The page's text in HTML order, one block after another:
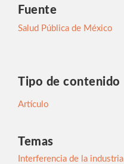
Fuente
Salud Pública de México
Tipo de contenido
Artículo
Temas
Interferencia de la industria